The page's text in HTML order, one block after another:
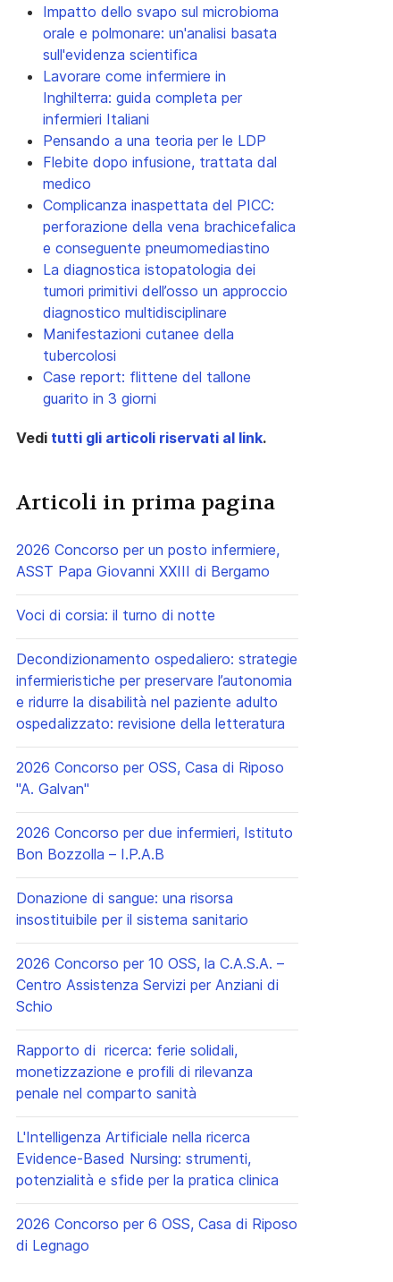
Impatto dello svapo sul microbioma
orale e polmonare: un'analisi basata
sull'evidenza scientifica
Lavorare come infermiere in
Inghilterra: guida completa per
infermieri Italiani
Pensando a una teoria per le LDP
Flebite dopo infusione, trattata dal
medico
Complicanza inaspettata del PICC:
perforazione della vena brachicefalica
e conseguente pneumomediastino
La diagnostica istopatologia dei
tumori primitivi dell’osso un approccio
diagnostico multidisciplinare
Manifestazioni cutanee della
tubercolosi
Case report: flittene del tallone
guarito in 3 giorni
Vedi tutti gli articoli riservati al link.
Articoli in prima pagina
2026 Concorso per un posto infermiere,
ASST Papa Giovanni XXIII di Bergamo
Voci di corsia: il turno di notte
Decondizionamento ospedaliero: strategie
infermieristiche per preservare l’autonomia
e ridurre la disabilità nel paziente adulto
ospedalizzato: revisione della letteratura
2026 Concorso per OSS, Casa di Riposo
"A. Galvan"
2026 Concorso per due infermieri, Istituto
Bon Bozzolla – I.P.A.B
Donazione di sangue: una risorsa
insostituibile per il sistema sanitario
2026 Concorso per 10 OSS, la C.A.S.A. –
Centro Assistenza Servizi per Anziani di
Schio
Rapporto di ricerca: ferie solidali,
monetizzazione e profili di rilevanza
penale nel comparto sanità
L'Intelligenza Artificiale nella ricerca
Evidence-Based Nursing: strumenti,
potenzialità e sfide per la pratica clinica
2026 Concorso per 6 OSS, Casa di Riposo
di Legnago